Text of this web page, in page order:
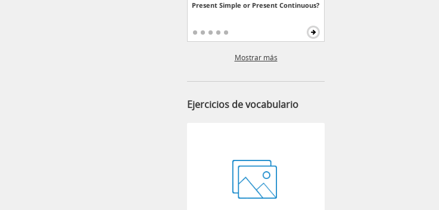
Present Simple or Present Continuous?
Mostrar más
Ejercicios de vocabulario